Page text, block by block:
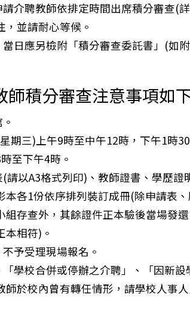
配合衛生福利部「第五期國家癌症
介聘教師依排定時間出席積分審查(
並請耐心等候。
日應另檢附「積分審查委託書」(如
積分審查注意事項如
期三)上午9時至中午12時，下午1時
至下午4時。
請以A3格式列印)、教師證書、學歷證
本各1份依序排列裝訂成冊(除申請表
存查外，其餘證件正本驗後當場發
相符)。
予受理現場報名。
學校合併或停辦之介聘」、「因新
於校內曾有轉任情形，請學校人事